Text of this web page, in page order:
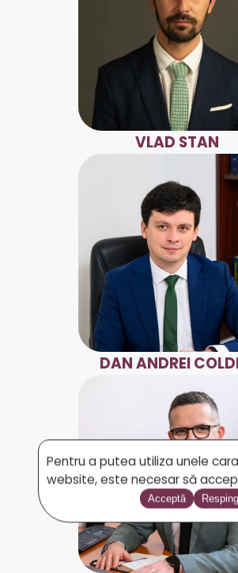
VLAD STAN
DAN ANDREI
Pentru a putea utiliza unele
website, este necesar să
Acceptă